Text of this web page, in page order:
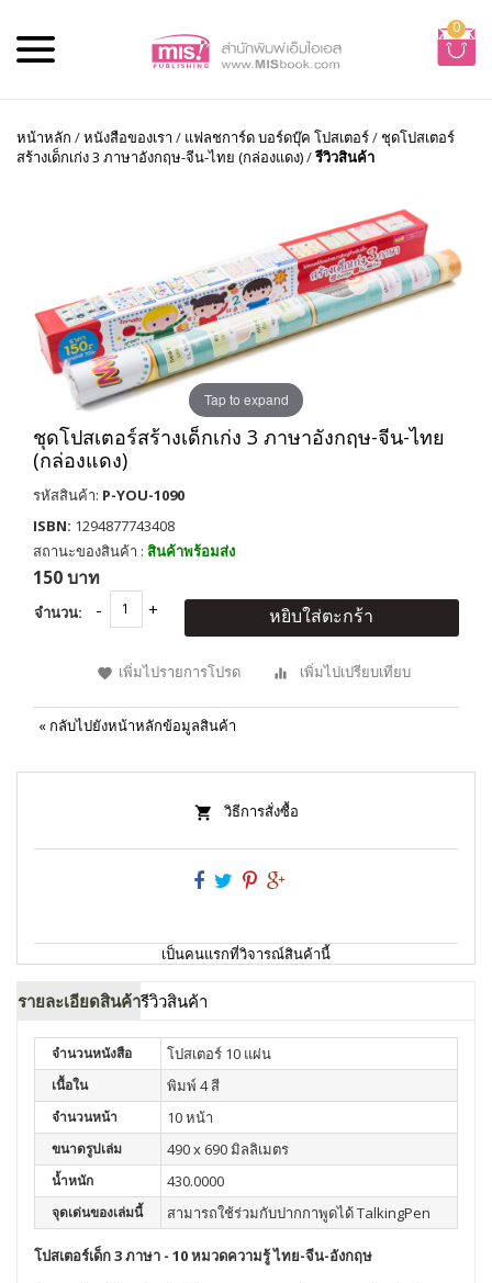
0
หน้าหลัก /หนังสือของเรา / แฟลชการ์ด บอร์ดบุ๊ค โปสเตอร์/ชุดโปสเตอร์
สร้างเด็กเก่ง 3 ภาษาอังกฤษ-จีน-ไทย (กล่องแดง)/รีวิวสินค้า
Tap to expand
ชุดโปสเตอร์สร้างเด็กเก่ง 3 ภาษาอังกฤษ-จีน-ไทย
(กล่องแดง)
รหัสสินค้า: P-YOU-1090
ISBN: 1294877743408
สถานะของสินค้า : สินค้าพร้อมส่ง
150 บาท
จำนวน: หยิบใส่ตะกร้า
เพิ่มไปรายการโปรด เพิ่มไปเปรียบเทียบ
« กลับไปยังหน้าหลักข้อมูลสินค้า
วิธีการสั่งซื้อ
เป็นคนแรกที่วิจารณ์สินค้านี้
รายละเอียดสินค้ารีวิวสินค้า
จำนวนหนังสือ โปสเตอร์ 10 แผ่น
เนื้อใน พิมพ์ 4 สี
จำนวนหน้า 10 หน้า
ขนาดรูปเล่ม 490 x 690 มิลลิเมตร
น้ำหนัก 430.0000
จุดเด่นของเล่มนี้ สามารถใช้ร่วมกับปากกาพูดได้ TalkingPen
โปสเตอร์เด็ก 3 ภาษา - 10 หมวดความรู้ ไทย-จีน-อังกฤษ